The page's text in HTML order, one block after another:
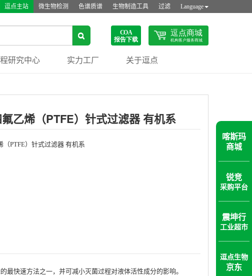
逗点主站 微生物检测 色谱质谱 生物制造工具 过滤 Language
研究中心 实力工厂 关于逗点
乙烯（PTFE）针式过滤器 有机系
（PTFE）针式过滤器 有机系
快速方法之一，并可减小灭菌过程对液体活性成分的影响。
喀斯玛
商城
锐竞
采购平台
震坤行
工业超市
逗点生物
京东